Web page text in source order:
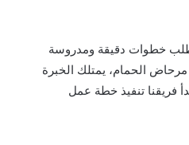
خطوات دقيقة ومدروسة
الحمام، يمتلك الخبرة
تضمن حلاً جذريًا وآمنًا. عندما تتواصل معنا على الرقم 0096550224487، يبدأ فريقنا تنفيذ خطة عمل